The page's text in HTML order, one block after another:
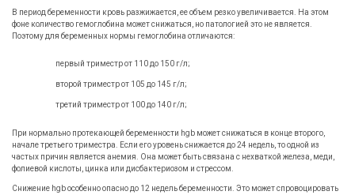
В период беременности кровь разжижается, ее объем резко увеличивается. На этом
фоне количество гемоглобина может снижаться, но патологией это не является.
Поэтому для беременных нормы гемоглобина отличаются:
первый триместр от 110 до 150 г/л;
второй триместр от 105 до 145 г/л;
третий триместр от 100 до 140 г/л;
При нормально протекающей беременности hgb может снижаться в конце второго,
начале третьего триместра. Если его уровень снижается до 24 недель, то одной из
частых причин является анемия. Она может быть связана с нехваткой железа, меди,
фолиевой кислоты, цинка или дисбактериозом и стрессом.
Снижение hgb особенно опасно до 12 недель беременности. Это может спровоцировать